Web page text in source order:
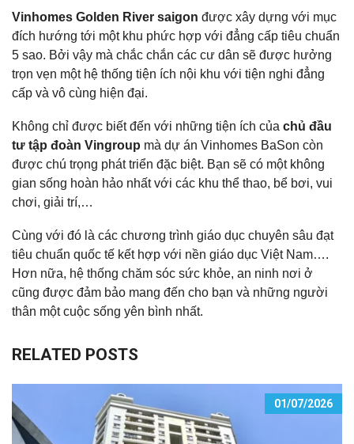
Vinhomes Golden River saigon được xây dựng với mục
đích hướng tới một khu phức hợp với đẳng cấp tiêu chuẩn
5 sao. Bởi vậy mà chắc chắn các cư dân sẽ được hưởng
trọn vẹn một hệ thống tiện ích nội khu với tiện nghi đẳng
cấp và vô cùng hiện đại.
Không chỉ được biết đến với những tiện ích của chủ đầu
tư tập đoàn Vingroup mà dự án Vinhomes BaSon còn
được chú trọng phát triển đặc biệt. Bạn sẽ có một không
gian sống hoàn hảo nhất với các khu thể thao, bể bơi, vui
chơi, giải trí,…
Cùng với đó là các chương trình giáo dục chuyên sâu đạt
tiêu chuẩn quốc tế kết hợp với nền giáo dục Việt Nam….
Hơn nữa, hệ thống chăm sóc sức khỏe, an ninh nơi ở
cũng được đảm bảo mang đến cho bạn và những người
thân một cuộc sống yên bình nhất.
RELATED POSTS
01/07/2026